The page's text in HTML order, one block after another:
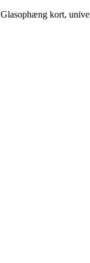
Glasophæng kort,